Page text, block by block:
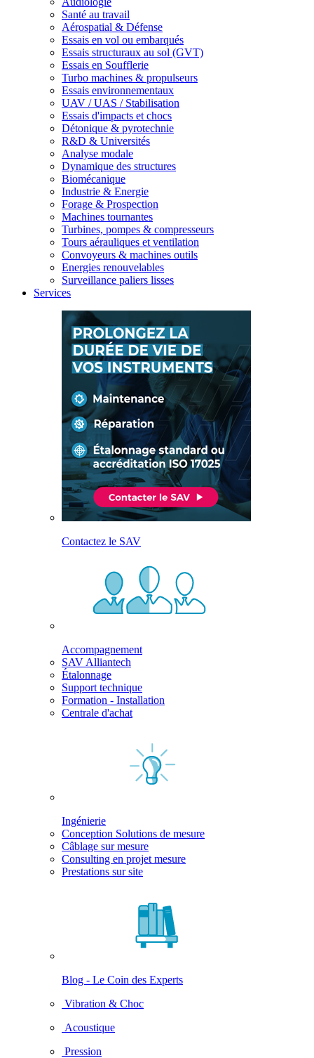
Santé au travail
Aérospatial & Défense
Essais en vol ou embarqués
Essais structuraux au sol (GVT)
Essais en Soufflerie
Turbo machines & propulseurs
Essais environnementaux
UAV / UAS / Stabilisation
Essais d'impacts et chocs
Détonique & pyrotechnie
R&D & Universités
Analyse modale
Dynamique des structures
Biomécanique
Industrie & Energie
Forage & Prospection
Machines tournantes
Turbines, pompes & compresseurs
Tours aérauliques et ventilation
Convoyeurs & machines outils
Energies renouvelables
Surveillance paliers lisses
Services
Contactez le SAV
Accompagnement
SAV Alliantech
Étalonnage
Support technique
Formation - Installation
Centrale d'achat
Ingénierie
Conception Solutions de mesure
Câblage sur mesure
Consulting en projet mesure
Prestations sur site
Blog - Le Coin des Experts
Vibration & Choc
Acoustique
Pression